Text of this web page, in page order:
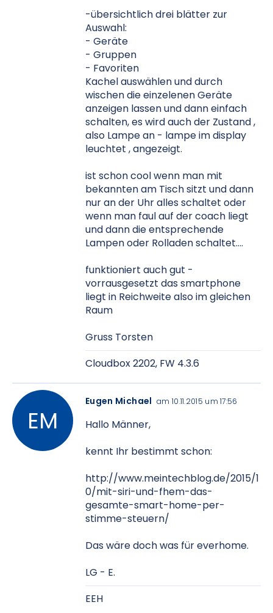
-übersichtlich drei blätter zur
Auswahl:
- Geräte
- Gruppen
- Favoriten
Kachel auswählen und durch
wischen die einzelenen Geräte
anzeigen lassen und dann einfach
schalten, es wird auch der Zustand ,
also Lampe an - lampe im display
leuchtet , angezeigt.
ist schon cool wenn man mit
bekannten am Tisch sitzt und dann
nur an der Uhr alles schaltet oder
wenn man faul auf der coach liegt
und dann die entsprechende
Lampen oder Rolladen schaltet....
funktioniert auch gut -
vorrausgesetzt das smartphone
liegt in Reichweite also im gleichen
Raum
Gruss Torsten
Cloudbox 2202, FW 4.3.6
Eugen Michael am 10.11.2015 um 17:56
Hallo Männer,
kennt Ihr bestimmt schon:
http://www.meintechblog.de/2015/1
0/mit-siri-und-fhem-das-
gesamte-smart-home-per-
stimme-steuern/
Das wäre doch was für everhome.
LG - E.
EEH